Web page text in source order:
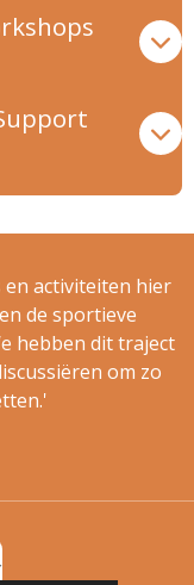
en activiteiten hier
de sportieve
hebben dit traject
om zo